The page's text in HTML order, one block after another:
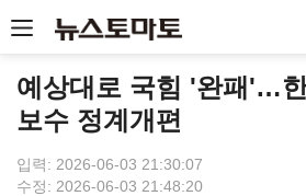
예상대로 국힘 '완패'…
보수 정계개편
입력: 2026-06-03 21:30:07
수정: 2026-06-03 21:48:20